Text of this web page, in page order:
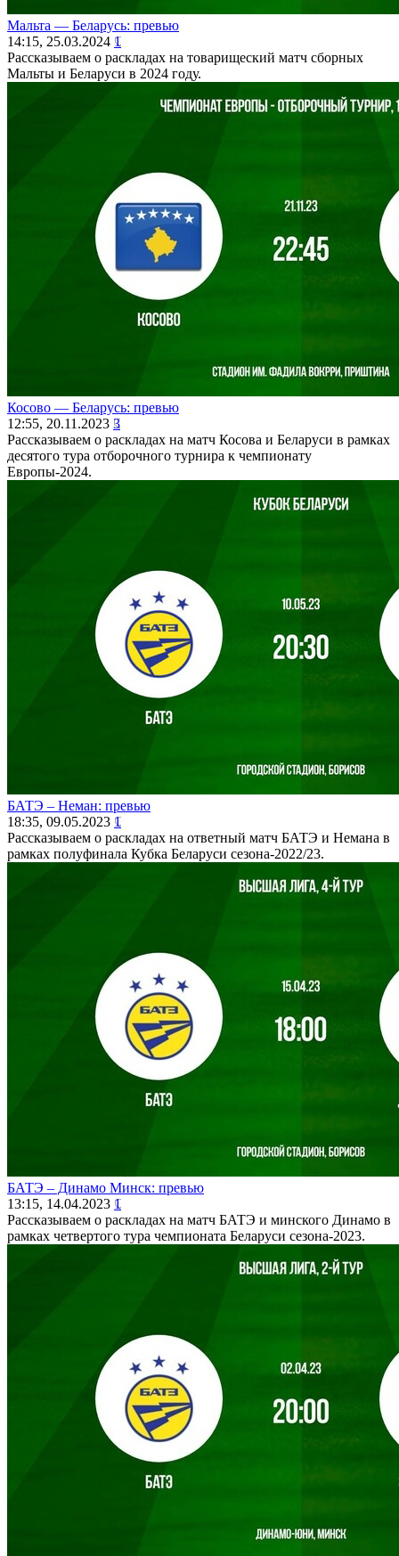
Мальта ― Беларусь: превью
14:15, 25.03.2024 1
Рассказываем о раскладах на товарищеский матч сборных
Мальты и Беларуси в 2024 году.
Косово ― Беларусь: превью
12:55, 20.11.2023 3
Рассказываем о раскладах на матч Косова и Беларуси в рамках
десятого тура отборочного турнира к чемпионату
Европы-2024.
БАТЭ – Неман: превью
18:35, 09.05.2023 1
Рассказываем о раскладах на ответный матч БАТЭ и Немана в
рамках полуфинала Кубка Беларуси сезона-2022/23.
БАТЭ – Динамо Минск: превью
13:15, 14.04.2023 1
Рассказываем о раскладах на матч БАТЭ и минского Динамо в
рамках четвертого тура чемпионата Беларуси сезона-2023.